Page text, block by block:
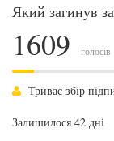
Який загинув
1609 голосів
Триває збір
Залишилося 42 дні